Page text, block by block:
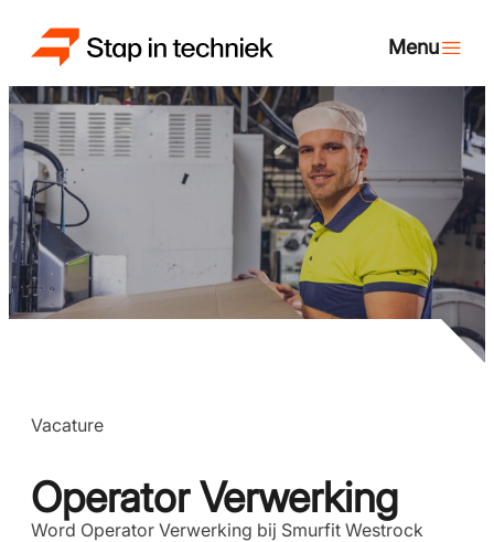
Vacature
Operator Verwerking
Word Operator Verwerking bij Smurfit Westrock